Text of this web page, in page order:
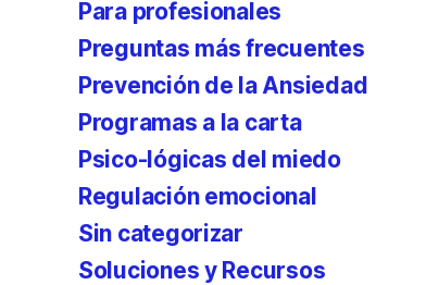
Para profesionales
Preguntas más frecuentes
Prevención de la Ansiedad
Programas a la carta
Psico-lógicas del miedo
Regulación emocional
Sin categorizar
Soluciones y Recursos